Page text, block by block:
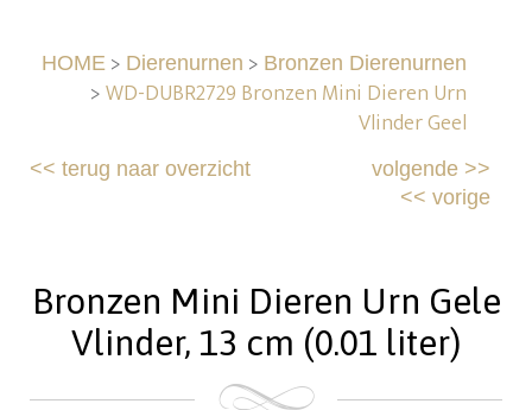
HOME> Dierenurnen > Bronzen Dierenurnen
>WD-DUBR2729 Bronzen Mini Dieren Urn
Vlinder Geel
<<terug naar overzicht volgende>>
<< vorige
Bronzen Mini Dieren Urn Gele
Vlinder, 13 cm (0.01 liter)